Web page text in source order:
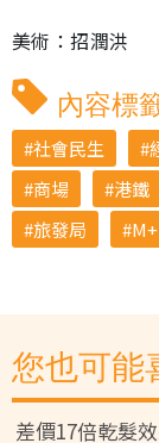
美術：招潤洪
內容標
社會民生
商場
港鐵
旅發局
M+
您也可能
差價17倍乾髮